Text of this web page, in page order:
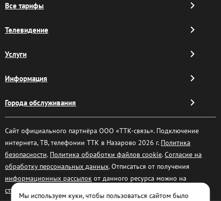
Все тарифы
Телевидение
Услуги
Информация
Города обслуживания
Сайт официального партнёра ООО «ТТК-связь». Подключение
интернета, ТВ, телефонии ТТК в Назарово 2026 г. Политика
безопасности. Политика обработки файлов cookie.Согласие на
обработку персональных данных. Отписаться от получения
информационных рассылок от данного ресурса можно на
странице
Мы используем куки, чтобы пользоваться сайтом было